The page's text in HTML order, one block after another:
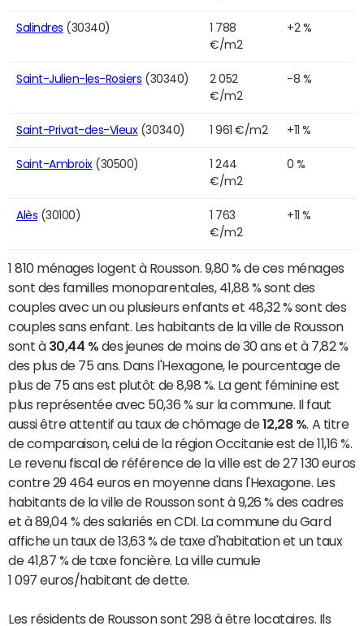
Salindres (30340)
1 788
€/m2
+2 %
Saint-Julien-les-Rosiers (30340)
2 052
€/m2
-8 %
Saint-Privat-des-Vieux(30340) 1 961 €/m2 +11 %
Saint-Ambroix(30500)
1 244
€/m2
0 %
Alès (30100)
1 763
€/m2
+11 %
1 810 ménages logent à Rousson. 9,80 % de ces ménages
sont des familles monoparentales, 41,88 % sont des
couples avec un ou plusieurs enfants et 48,32 % sont des
couples sans enfant. Les habitants de la ville de Rousson
sont à 30,44 % des jeunes de moins de 30 ans et à 7,82 %
des plus de 75 ans. Dans l'Hexagone, le pourcentage de
plus de 75 ans est plutôt de 8,98 %. La gent féminine est
plus représentée avec 50,36 % sur la commune. Il faut
aussi être attentif au taux de chômage de12,28 % . A titre
de comparaison, celui de la région Occitanie est de 11,16 %.
Le revenu fiscal de référence de la ville est de 27 130 euros
contre 29 464 euros en moyenne dans l'Hexagone. Les
habitants de la ville de Rousson sont à 9,26 % des cadres
et à 89,04 % des salariés en CDI. La commune du Gard
affiche un taux de 13,63 % de taxe d'habitation et un taux
de 41,87 % de taxe foncière. La ville cumule
1 097 euros/habitant de dette.
Les résidents de Rousson sont 298 à être locataires. Ils